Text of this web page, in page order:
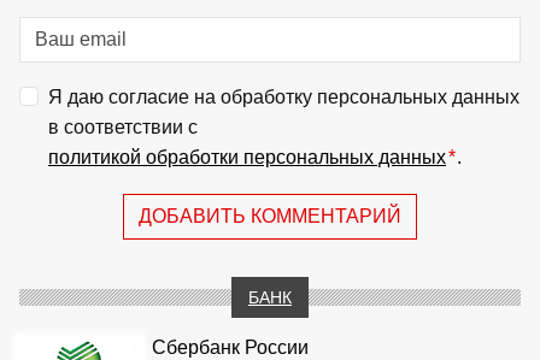
Я даю согласие на обработку персональных данных
в соответствии с
политикой обработки персональных данных*.
ДОБАВИТЬ КОММЕНТАРИЙ
БАНК
Сбербанк России